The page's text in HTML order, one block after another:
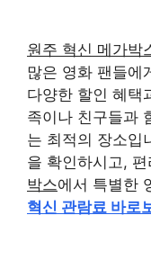
원주 혁신 메가박
많은 영화 팬들에
다양한 할인 혜택
족이나 친구들과
는 최적의 장소입
을 확인하시고,
박스에서 특별한
혁신 관람료 바로